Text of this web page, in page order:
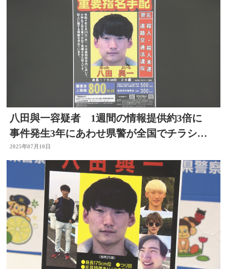
八田與一容疑者 1週間の情報提供約3倍に
事件発生3年にあわせ県警が全国でチラシ配
布 大分
2025年07月10日